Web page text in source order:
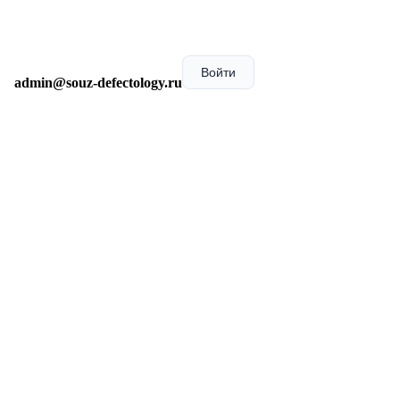
admin@souz-defectology.ru
Войти